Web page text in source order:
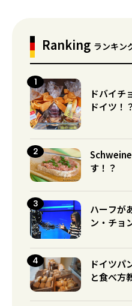
Ranking ランキン
ドバイチ
ドイツ！
す！？
ハーフが
ン・チョ
ドイツパ
と食べ方